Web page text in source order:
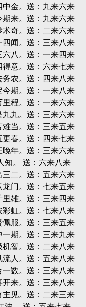
金。送：九来六来
来。送：九来六来
奇。送：二来六来
闻。送：三来八来
八。送：一来四来
意。送：六来七来
农。送：四来八来
期。送：一来八来
程。送：一来六来
九。送：三来六来
当。送：三来五来
春。送：四来七来
年。送：三来六来
知。 送：六来八来
二。送：五来六来
门。送：七来五来
雄。送：三来四来
虹。送：七来八来
服。送：三来五来
期。送：三来九来
智。送：二来八来
人。送：五来八来
数。送：三来八来
来。送：三来八来
见。送：二来三来